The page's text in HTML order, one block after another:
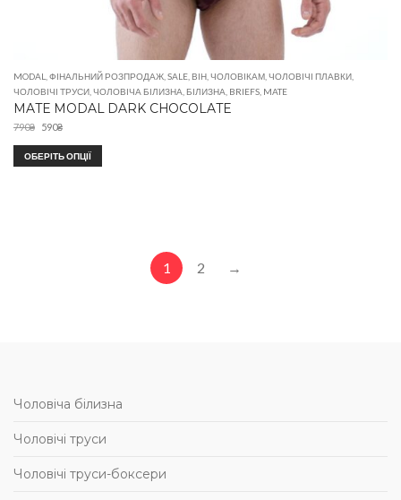
MODAL ФІНАЛЬНИЙ РОЗПРОДАЖ SALE ВІН ЧОЛОВІКАМ ЧОЛОВІЧІ ПЛАВКИ
ЧОЛОВІЧІ ТРУСИ ЧОЛОВІЧА БІЛИЗНА БІЛИЗНА BRIEFS MATE
MATE MODAL DARK CHOCOLATE
790₴ 590₴
ОБЕРІТЬ ОПЦІЇ
1 2 →
Чоловіча білизна
Чоловічі труси
Чоловічі труси-боксери